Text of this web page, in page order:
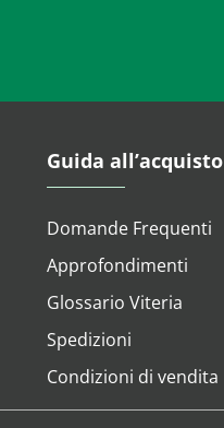
Guida all’acquisto
Domande Frequenti
Approfondimenti
Glossario Viteria
Spedizioni
Condizioni di vendita